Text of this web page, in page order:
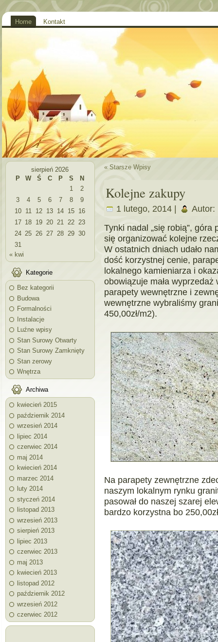
Home Kontakt
sierpień 2026
P
W Ś C P S
N
1
2
3
4 5 6 7 8
9
10 11 12 13 14 15 16
17 18 19 20 21 22 23
24 25 26 27 28 29 30
31
« kwi
Kategorie
Bez kategorii
Budowa
Formalności
Instalacje
Luźne wpisy
Stan Surowy Otwarty
Stan Surowy Zamknięty
Stan zerowy
Wnętrza
Archiwa
kwiecień 2015
październik 2014
wrzesień 2014
lipiec 2014
czerwiec 2014
maj 2014
kwiecień 2014
marzec 2014
luty 2014
styczeń 2014
listopad 2013
wrzesień 2013
sierpień 2013
lipiec 2013
czerwiec 2013
maj 2013
kwiecień 2013
listopad 2012
październik 2012
wrzesień 2012
czerwiec 2012
« Starsze Wpisy
Kolejne zakupy
1 lutego, 2014 | Autor:
Tynki nadal „się robią”,
się organizować kolejne
W ostatnich dniach udało
dość korzystnej cenie,
lokalnego kamieniarza i
obowiązuje mała
parapety wewnętrzne i
wewnętrzne wybraliśmy
450,00zł/m2).
Na parapety zewnętrzne
naszym lokalnym rynku
pasował do naszej szarej
bardzo korzystna bo